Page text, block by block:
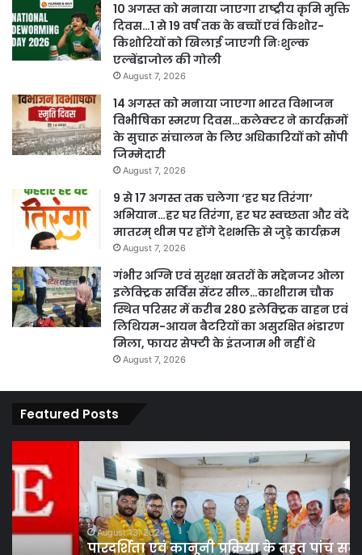
10 अगस्त को मनाया जाएगा राष्ट्रीय कृमि मुक्ति
दिवस…1 से 19 वर्ष तक के बच्चों एवं किशोर-
किशोरियों को खिलाई जाएगी निःशुल्क
एल्बेंडाजोल की गोली
August 7, 2026
14 अगस्त को मनाया जाएगा भारत विभाजन
विभीषिका स्मरण दिवस…कलेक्टर ने कार्यक्रमों
के सुचारू संचालन के लिए अधिकारियों को सौंपी
जिम्मेदारी
August 7, 2026
9 से 17 अगस्त तक चलेगा ‘हर घर तिरंगा’
अभियान…हर घर तिरंगा, हर घर स्वच्छता और वंदे
मातरम् थीम पर होंगे देशभक्ति से जुड़े कार्यक्रम
August 7, 2026
गंभीर अग्नि एवं सुरक्षा खतरों के मद्देनजर ओला
इलेक्ट्रिक सर्विस सेंटर सील…काशीराम चौक
स्थित परिसर में करीब 280 इलेक्ट्रिक वाहन एवं
लिथियम-आयन बैटरियों का असुरक्षित भंडारण
मिला, फायर सेफ्टी के इंतजाम भी नहीं थे
August 7, 2026
Featured Posts
एवं
कानूनी
प्रक्रिया
के
तहतAugust 13, 2024
पारदर्शिता एवं कानूनी प्रक्रिया के तहत पांच सदस्य
के